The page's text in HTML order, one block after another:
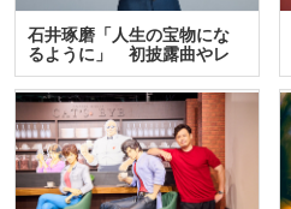
石井琢磨「人生の宝物にな
るように」 初披露曲やレ
ア…